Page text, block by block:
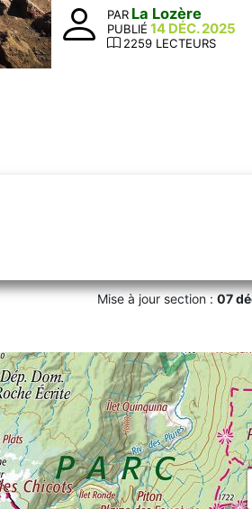
PAR La Lozère
PUBLIÉ 14 DÉC. 2025
2259 LECTEURS
Mise à jour section :07